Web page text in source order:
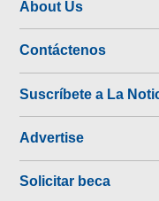
About Us
Contáctenos
Suscríbete a La
Advertise
Solicitar beca